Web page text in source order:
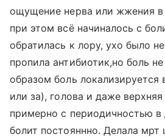
ощущение нерва или жжения
при этом всё начиналось с
обратилась к лору, ухо было
пропила антибиотик,но боль
образом боль локализируется
или за), голова и даже
примерно с периодичностью в
болит постояннно. Делала мрт